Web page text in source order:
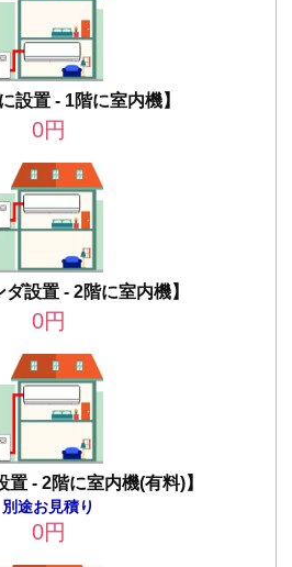
設置 - 1階に室内機】
0円
ダ設置 - 2階に室内機】
0円
置 - 2階に室内機(有料)】
別途お見積り
0円